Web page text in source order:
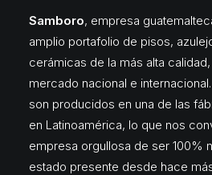
Samboro, empresa
amplio portafolio de pisos,
cerámicas de la más alta
mercado nacional e
son producidos en una de las
en Latinoamérica, lo que nos
empresa orgullosa de ser 100%
estado presente desde hace